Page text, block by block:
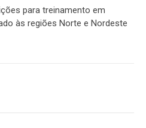
para treinamento em
às regiões Norte e Nordeste